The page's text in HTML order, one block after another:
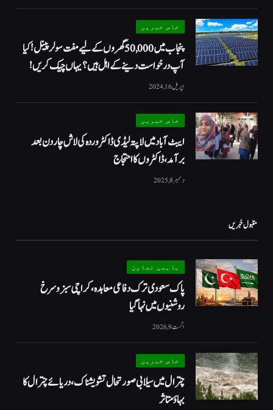
خاص خبریں
پنجاب میں 50,000 گھروں کے لیے مفت سولر پینل! کیا
آپ درخواست دینے کے اہل ہیں؟ یہاں چیک کریں!
اپریل 16, 2024
خاص خبریں
ایبٹ آباد میں لاپتہ لیڈی ڈاکٹر وردہ کی لاش چار دن بعد
برآمد، ڈاکٹروں کا احتجاج
دسمبر 8, 2025
مقبول خبریں
باہمی تعاون
پاک سعودی ترک دفاعی معاہدہ، کراچی سبز و سرخ
روشنیوں میں نہا گیا
اگست 9, 2026
خاص خبریں
چترال میں سیلابی صورتحال تشویشناک، دریائے چترال کا
بہاؤ متاثر